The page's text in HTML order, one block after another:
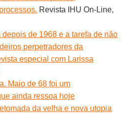
Revista IHU On-Line,
depois de 1968 e a tarefa de não
perpetradores da
especial com Larissa
Maio de 68 foi um
ainda ressoa hoje
da velha e nova utopia